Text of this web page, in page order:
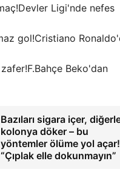
Devler Ligi'nde nefes
Cristiano
F.Bahçe Beko'dan
Bazıları sigara içer,
kolonya döker – bu
yöntemler ölüme yol açar!
“Çıplak elle